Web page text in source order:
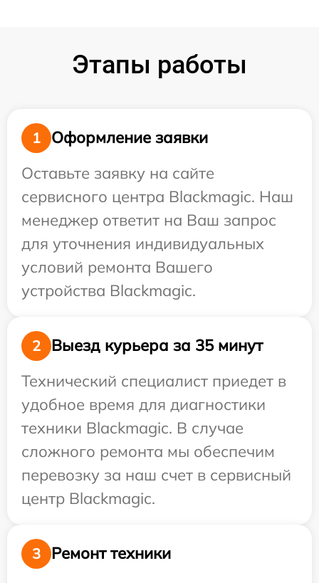
Этапы работы
1
Оформление заявки
Оставьте заявку на сайте
сервисного центра Blackmagic. Наш
менеджер ответит на Ваш запрос
для уточнения индивидуальных
условий ремонта Вашего
устройства Blackmagic.
2
Выезд курьера за 35 минут
Технический специалист приедет в
удобное время для диагностики
техники Blackmagic. В случае
сложного ремонта мы обеспечим
перевозку за наш счет в сервисный
центр Blackmagic.
3
Ремонт техники